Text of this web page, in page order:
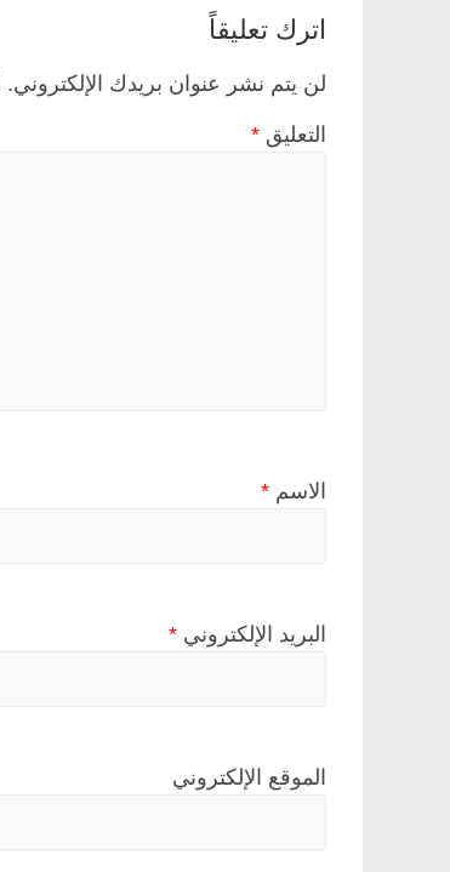
اترك تعليقاً
لن يتم نشر عنوان بريدك الإلكتروني.
التعليق *
الاسم *
البريد الإلكتروني *
الموقع الإلكتروني